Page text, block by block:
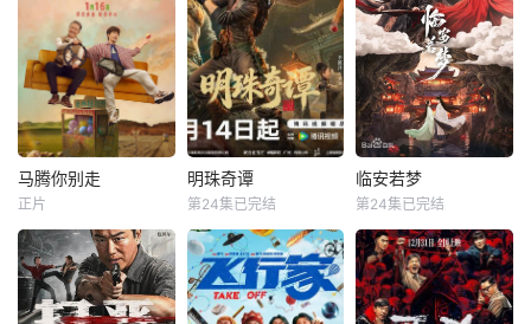
手律师秦睿，与舒
静、胡艾溪、陈向
辉等法律同侪深入
基层工作，为人民
群众解决亲子矛
盾、婚姻困境等纷
繁的社会、家庭问
题；在一桩桩案件
中，秉持法律无情
行初心使命、坚守
法治信仰的
读连载小说《隐身
的名字》，作者易
难【嘿叭电影-高清
视频免费在线观
看】
饶雨瓷被闺蜜兼创
业合伙人白靓靓设
计构陷，因‘药物成
瘾’袭击母亲，被家
人强制送进了心康
治疗中心接受治
疗，而白靓靓靠卖
掉两人创办的公
司，成为历森集团
情、爱情、事业悉
数从她的
马腾你别走
宋茜
没钱没爱还没心没
肺的马腾（林更新
马腾你别走
正片
明珠奇谭
李艺彤
一双绣花鞋拉开了
文物专家陈友熙的
明珠奇谭
第24集已完结
临安若梦
白川
出品公司：中视天
鸿 开机时间：
临安若梦
第24集已完结